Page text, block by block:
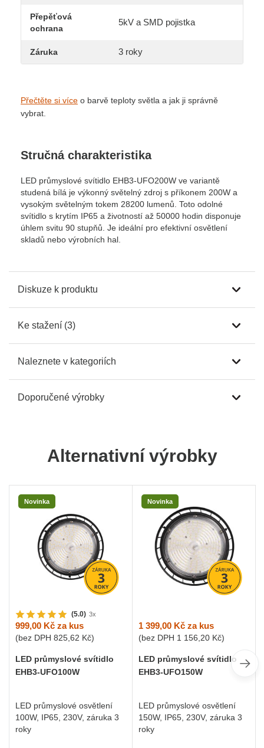
Přepěťová
ochrana
5kV a SMD pojistka
Záruka 3 roky
Přečtěte si více o barvě teploty světla a jak ji správně
vybrat.
Stručná charakteristika
LED průmyslové svítidlo EHB3-UFO200W ve variantě
studená bílá je výkonný světelný zdroj s příkonem 200W a
vysokým světelným tokem 28200 lumenů. Toto odolné
svítidlo s krytím IP65 a životností až 50000 hodin disponuje
úhlem svitu 90 stupňů. Je ideální pro efektivní osvětlení
skladů nebo výrobních hal.
Diskuze k produktu
Ke stažení (3)
Naleznete v kategoriích
Doporučené výrobky
Alternativní výrobky
Novinka
(5.0) 3x
999,00 Kč za kus
(bez DPH 825,62 Kč)
LED průmyslové svítidlo
EHB3-UFO100W
LED průmyslové osvětlení
100W, IP65, 230V, záruka 3
roky
Novinka
1 399,00 Kč za kus
(bez DPH 1 156,20 Kč)
LED průmyslové svítidlo
EHB3-UFO150W
LED průmyslové osvětlení
150W, IP65, 230V, záruka 3
roky